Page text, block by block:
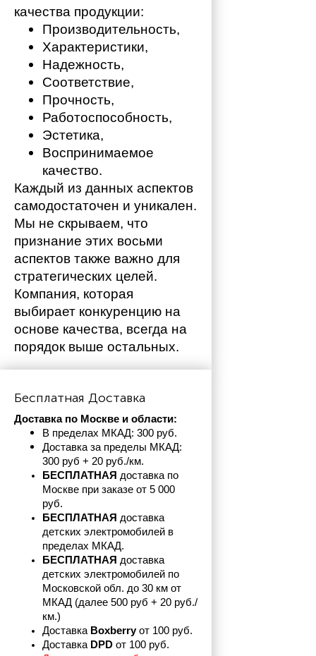
качества продукции:
Производительность,
Характеристики,
Надежность,
Соответствие,
Прочность,
Работоспособность,
Эстетика,
Воспринимаемое
качество.
Каждый из данных аспектов
самодостаточен и уникален.
Мы не скрываем, что
признание этих восьми
аспектов также важно для
стратегических целей.
Компания, которая
выбирает конкуренцию на
основе качества, всегда на
порядок выше остальных.
Бесплатная Доставка
Доставка по Москве и области:
В пределах МКАД: 300 руб.
Доставка за пределы МКАД:
300 руб + 20 руб./км.
БЕСПЛАТНАЯ доставка по
Москве при заказе от 5 000
руб.
БЕСПЛАТНАЯ доставка
детских электромобилей в
пределах МКАД.
БЕСПЛАТНАЯ доставка
детских электромобилей по
Московской обл. до 30 км от
МКАД (далее 500 руб + 20 руб./
км.)
Доставка Boxberry от 100 руб.
Доставка DPD от 100 руб.